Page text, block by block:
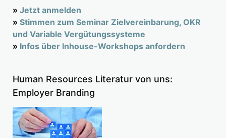
» Jetzt anmelden
» Stimmen zum Seminar Zielvereinbarung, OKR
und Variable Vergütungssysteme
» Infos über Inhouse-Workshops anfordern
Human Resources Literatur von uns:
Employer Branding